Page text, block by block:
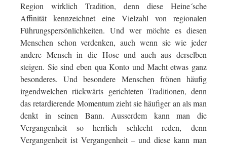
Region wirklich Tradition, denn diese Heine´sche
Affinität kennzeichnet eine Vielzahl von regionalen
Führungspersönlichkeiten. Und wer möchte es diesen
Menschen schon verdenken, auch wenn sie wie jeder
andere Mensch in die Hose und auch aus derselben
steigen. Sie sind eben qua Konto und Macht etwas ganz
besonderes. Und besondere Menschen frönen häufig
irgendwelchen rückwärts gerichteten Traditionen, denn
das retardierende Momentum zieht sie häufiger an als man
denkt in seinen Bann. Ausserdem kann man die
Vergangenheit so herrlich schlecht reden, denn
Vergangenheit ist Vergangenheit – und diese kann man